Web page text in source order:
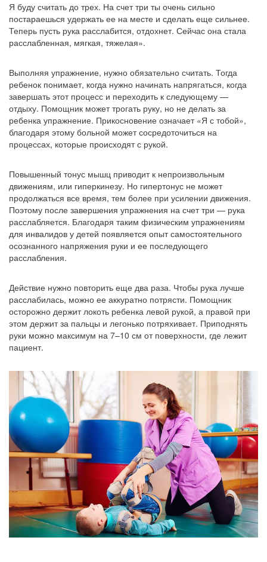
Я буду считать до трех. На счет три ты очень сильно
постараешься удержать ее на месте и сделать еще сильнее.
Теперь пусть рука расслабится, отдохнет. Сейчас она стала
расслабленная, мягкая, тяжелая».
Выполняя упражнение, нужно обязательно считать. Тогда
ребенок понимает, когда нужно начинать напрягаться, когда
завершать этот процесс и переходить к следующему —
отдыху. Помощник может трогать руку, но не делать за
ребенка упражнение. Прикосновение означает «Я с тобой»,
благодаря этому больной может сосредоточиться на
процессах, которые происходят с рукой.
Повышенный тонус мышц приводит к непроизвольным
движениям, или гиперкинезу. Но гипертонус не может
продолжаться все время, тем более при усилении движения.
Поэтому после завершения упражнения на счет три — рука
расслабляется. Благодаря таким физическим упражнениям
для инвалидов у детей появляется опыт самостоятельного
осознанного напряжения руки и ее последующего
расслабления.
Действие нужно повторить еще два раза. Чтобы рука лучше
расслабилась, можно ее аккуратно потрясти. Помощник
осторожно держит локоть ребенка левой рукой, а правой при
этом держит за пальцы и легонько потряхивает. Приподнять
руки можно максимум на 7–10 см от поверхности, где лежит
пациент.